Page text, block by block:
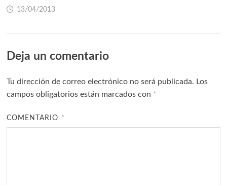
13/04/2013
Deja un comentario
Tu dirección de correo electrónico no será publicada. Los
campos obligatorios están marcados con *
COMENTARIO *